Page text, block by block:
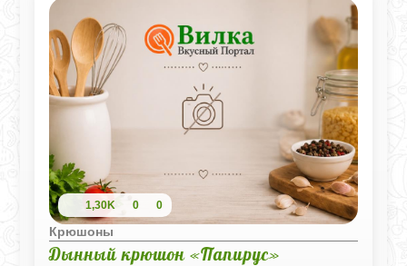
1,30K 0 0
Крюшоны
Дынный крюшон «Папирус»